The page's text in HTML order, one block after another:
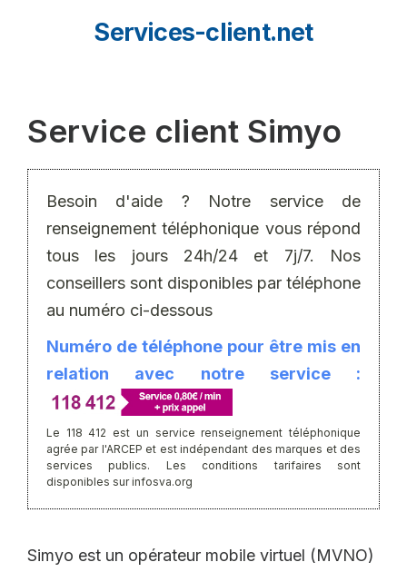
Services-client.net
Service client Simyo
Besoin d'aide ? Notre service de
renseignement téléphonique vous répond
tous les jours 24h/24 et 7j/7. Nos
conseillers sont disponibles par téléphone
au numéro ci-dessous
Numéro de téléphone pour être mis en
relation avec notre service :
Le 118 412 est un service renseignement téléphonique
agrée par l'ARCEP et est indépendant des marques et des
services publics. Les conditions tarifaires sont
disponibles sur infosva.org
Simyo est un opérateur mobile virtuel (MVNO)